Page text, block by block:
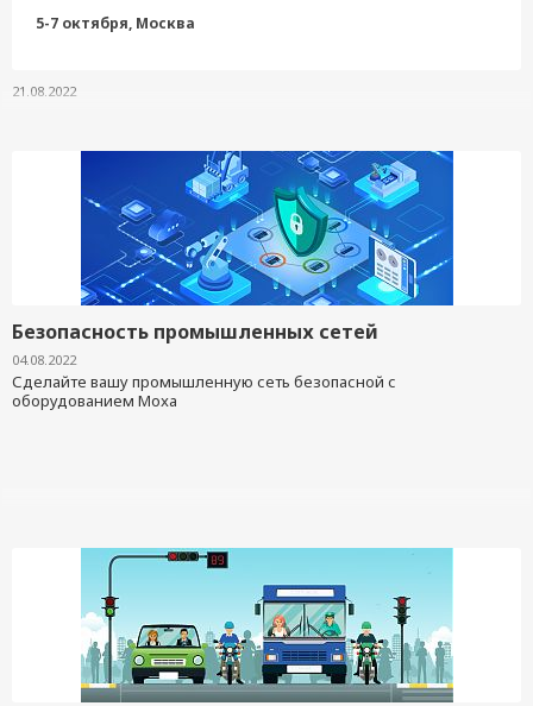
5-7 октября, Москва
21.08.2022
Безопасность промышленных сетей
04.08.2022
Сделайте вашу промышленную сеть безопасной с
оборудованием Moxa